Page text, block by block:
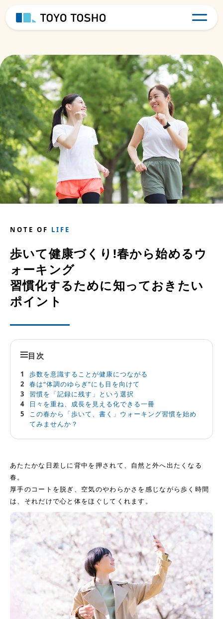
NOTE OF LIFE
歩いて健康づくり!春から始めるウ
ォーキング
習慣化するために知っておきたい
ポイント
目次
歩数を意識することが健康につながる
春は“体調のゆらぎ”にも目を向けて
習慣を「記録に残す」という選択
日々を重ね、成長を見える化できる一冊
この春から「歩いて、書く」ウォーキング習慣を始め
てみませんか？
あたたかな日差しに背中を押されて、自然と外へ出たくなる
春。
厚手のコートを脱ぎ、空気のやわらかさを感じながら歩く時間
は、それだけで心と体をほぐしてくれます。